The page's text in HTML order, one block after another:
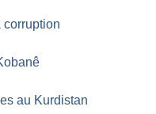
corruption
au Kurdistan